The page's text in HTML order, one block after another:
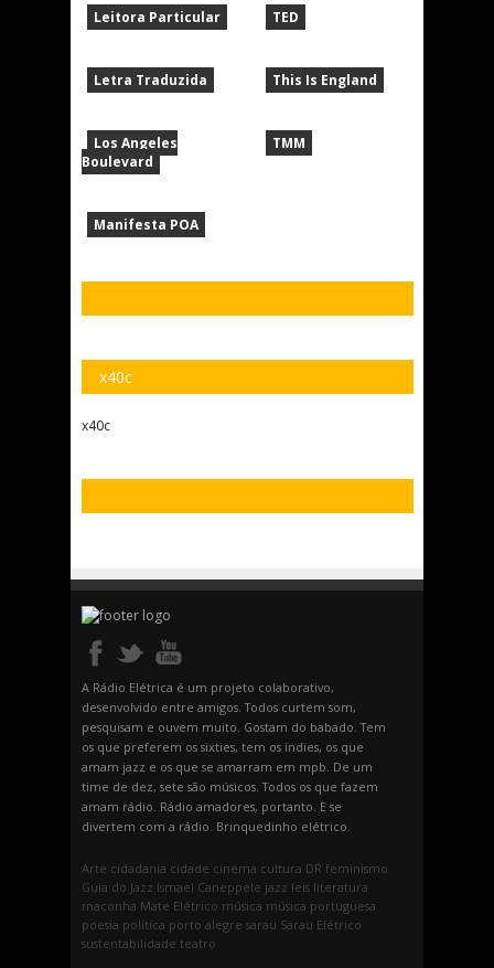
Leitora Particular
Letra Traduzida
Los Angeles
Boulevard
Manifesta POA
TED
This Is England
TMM
x40c
x40c
A Rádio Elétrica é um projeto colaborativo,
desenvolvido entre amigos. Todos curtem som,
pesquisam e ouvem muito. Gostam do babado. Tem
os que preferem os sixties, tem os indies, os que
amam jazz e os que se amarram em mpb. De um
time de dez, sete são músicos. Todos os que fazem
amam rádio. Rádio amadores, portanto. E se
divertem com a rádio. Brinquedinho elétrico.
Arte cidadania cidade cinema cultura DR feminismo
Guia do Jazz Ismael Caneppele jazz leis literatura
maconha Mate Elétrico música música portuguesa
poesia política porto alegre sarau Sarau Elétrico
sustentabilidade teatro